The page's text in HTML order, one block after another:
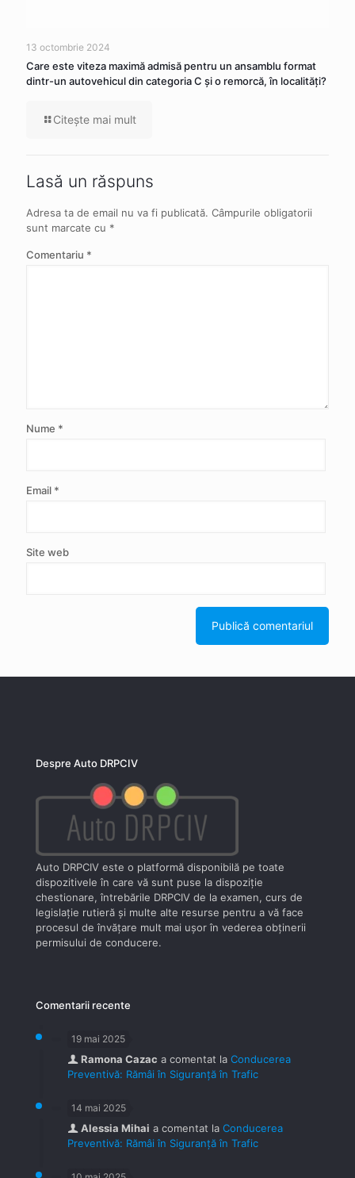
13 octombrie 2024
Care este viteza maximă admisă pentru un ansamblu format
dintr-un autovehicul din categoria C şi o remorcă, în localităţi?
Citeşte mai mult
Lasă un răspuns
Adresa ta de email nu va fi publicată. Câmpurile obligatorii
sunt marcate cu *
Comentariu *
Nume *
Email *
Site web
Despre Auto DRPCIV
Auto DRPCIV este o platformă disponibilă pe toate
dispozitivele în care vă sunt puse la dispoziţie
chestionare, întrebările DRPCIV de la examen, curs de
legislaţie rutieră şi multe alte resurse pentru a vă face
procesul de învăţare mult mai uşor în vederea obţinerii
permisului de conducere.
Comentarii recente
19 mai 2025
Ramona Cazac a comentat la Conducerea
Preventivă: Rămâi în Siguranță în Trafic
14 mai 2025
Alessia Mihai a comentat la Conducerea
Preventivă: Rămâi în Siguranță în Trafic